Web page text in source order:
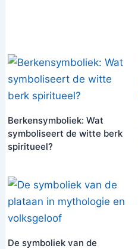
Berkensymboliek: Wat
symboliseert de witte berk
spiritueel?
De symboliek van de